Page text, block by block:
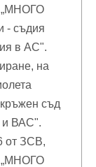
„МНОГО
- съдия
в АС".
на
съд
и ВАС".
от ЗСВ,
„МНОГО